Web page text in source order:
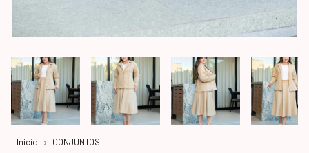
Início CONJUNTOS